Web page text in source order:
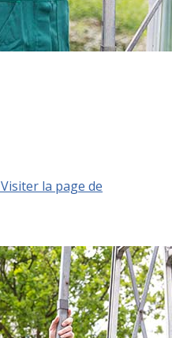
Visiter la page de